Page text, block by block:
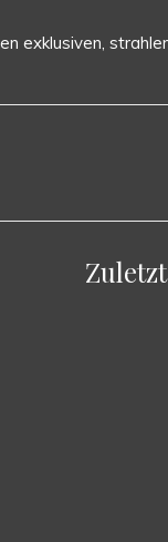
exklusiven,